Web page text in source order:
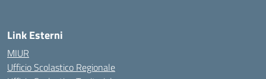
Link Esterni
MIUR
Ufficio Scolastico Regionale